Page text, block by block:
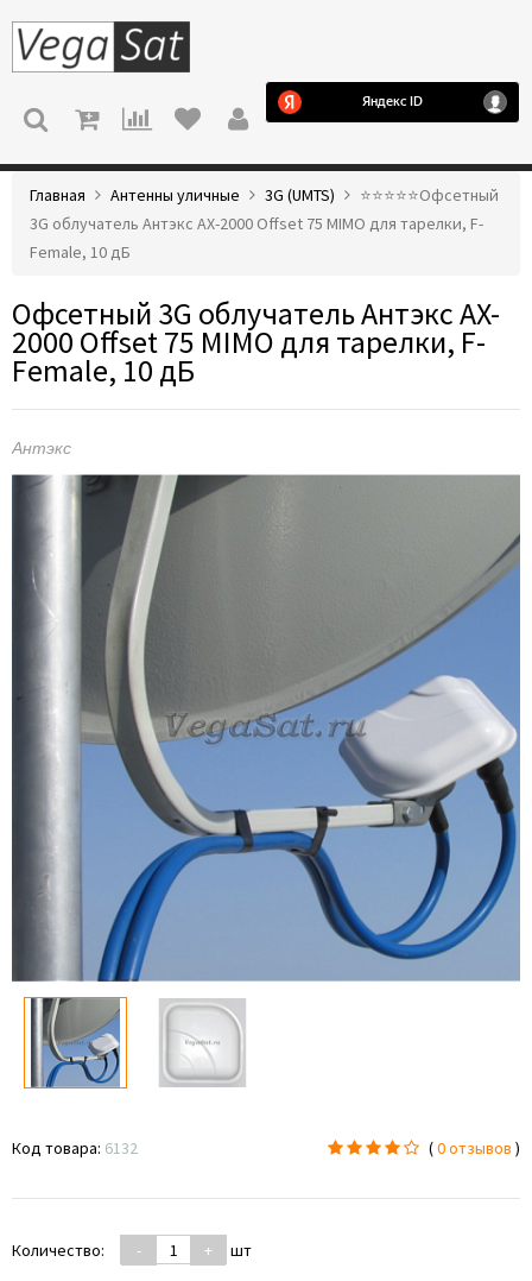
МЕНЮ
Главная Антенны уличные 3G (UMTS)
⭐️⭐️⭐️⭐️⭐️Офсетный
3G облучатель Антэкс AX-2000 Offset 75 MIMO для тарелки, F-
Female, 10 дБ
Офсетный 3G облучатель Антэкс AX-
2000 Offset 75 MIMO для тарелки, F-
Female, 10 дБ
Антэкс
Код товара: 6132 (0 отзывов )
Количество: - + шт